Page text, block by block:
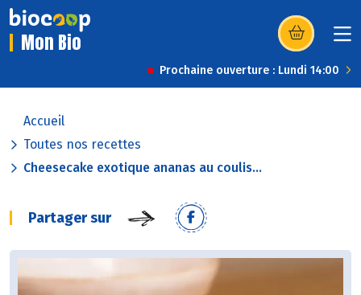
Mon Bio (s’ouvre dans
Prochaine ouverture : Lundi 14:00
Accueil
Toutes nos recettes
Cheesecake exotique ananas au coulis...
Partager sur